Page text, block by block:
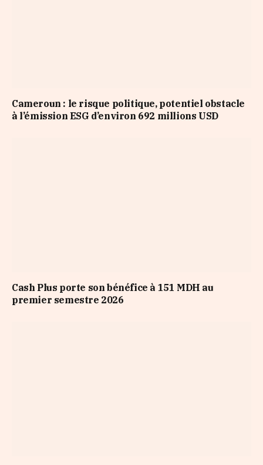
Cameroun : le risque politique, potentiel obstacle
à l’émission ESG d’environ 692 millions USD
Cash Plus porte son bénéfice à 151 MDH au
premier semestre 2026